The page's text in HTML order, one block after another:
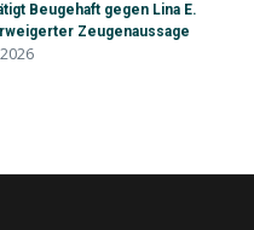
Beugehaft gegen Lina E.
Zeugenaussage